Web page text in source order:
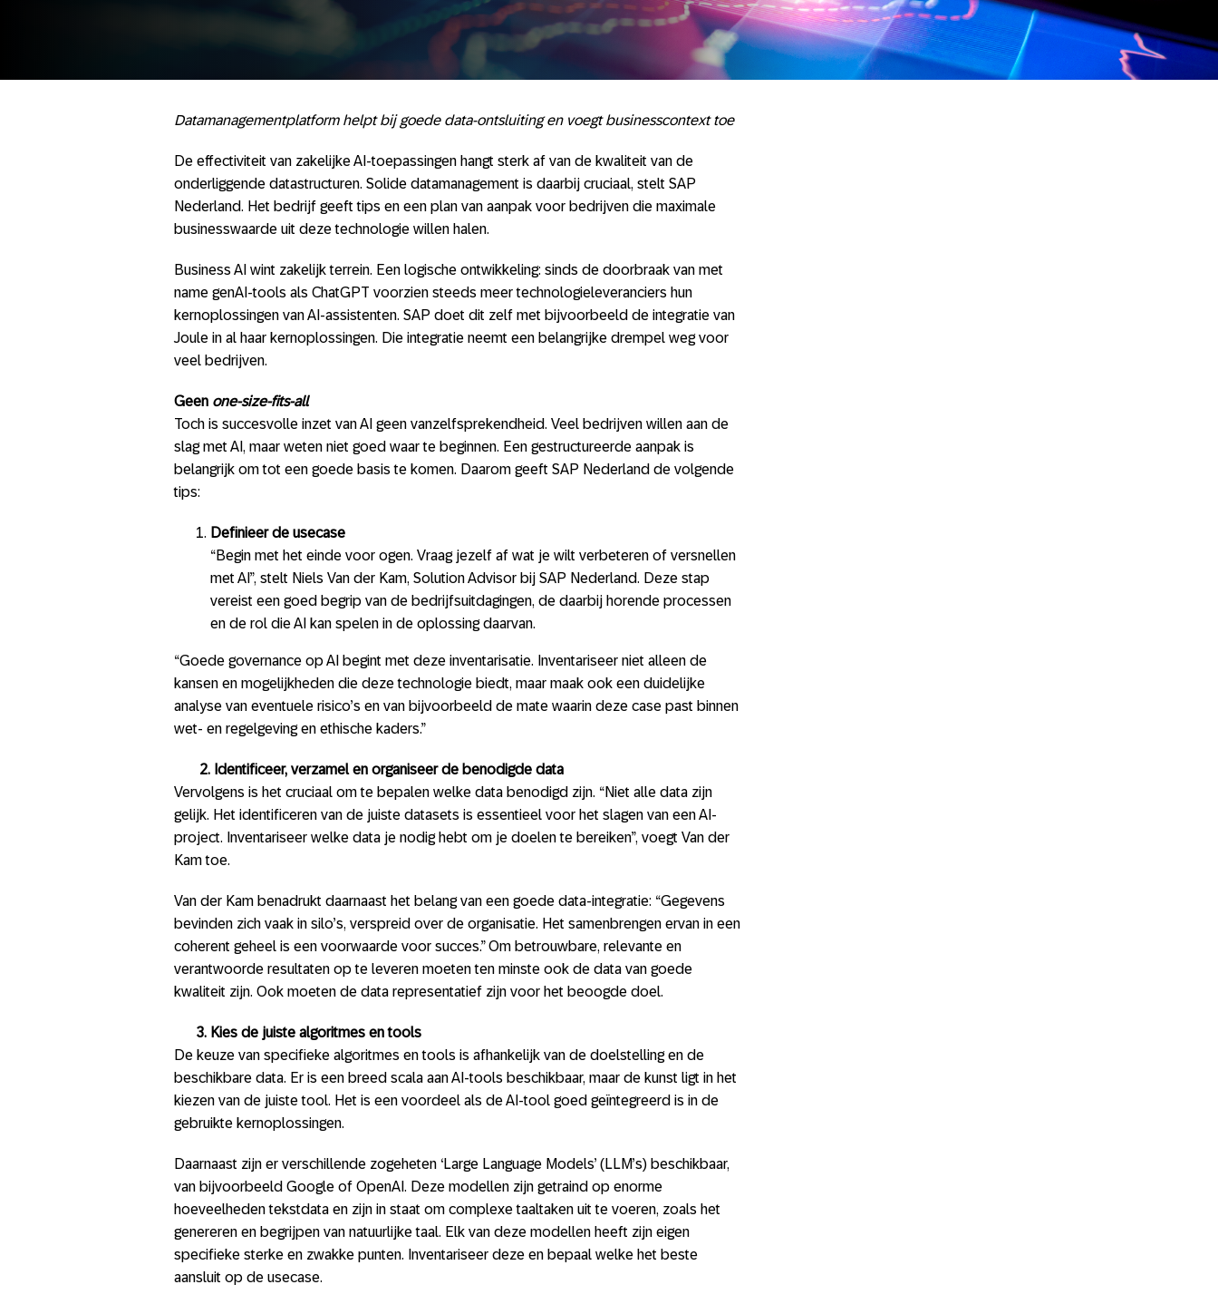
Datamanagementplatform helpt bij goede data-ontsluiting en voegt businesscontext toe
De effectiviteit van zakelijke AI-toepassingen hangt sterk af van de kwaliteit van de
onderliggende datastructuren. Solide datamanagement is daarbij cruciaal, stelt SAP
Nederland. Het bedrijf geeft tips en een plan van aanpak voor bedrijven die maximale
businesswaarde uit deze technologie willen halen.
Business AI wint zakelijk terrein. Een logische ontwikkeling: sinds de doorbraak van met
name genAI-tools als ChatGPT voorzien steeds meer technologieleveranciers hun
kernoplossingen van AI-assistenten. SAP doet dit zelf met bijvoorbeeld de integratie van
Joule in al haar kernoplossingen. Die integratie neemt een belangrijke drempel weg voor
veel bedrijven.
Geen one-size-fits-all
Toch is succesvolle inzet van AI geen vanzelfsprekendheid. Veel bedrijven willen aan de
slag met AI, maar weten niet goed waar te beginnen. Een gestructureerde aanpak is
belangrijk om tot een goede basis te komen. Daarom geeft SAP Nederland de volgende
tips:
Definieer de usecase
“Begin met het einde voor ogen. Vraag jezelf af wat je wilt verbeteren of versnellen
met AI”, stelt Niels Van der Kam, Solution Advisor bij SAP Nederland. Deze stap
vereist een goed begrip van de bedrijfsuitdagingen, de daarbij horende processen
en de rol die AI kan spelen in de oplossing daarvan.
“Goede governance op AI begint met deze inventarisatie. Inventariseer niet alleen de
kansen en mogelijkheden die deze technologie biedt, maar maak ook een duidelijke
analyse van eventuele risico’s en van bijvoorbeeld de mate waarin deze case past binnen
wet- en regelgeving en ethische kaders.”
2. Identificeer, verzamel en organiseer de benodigde data
Vervolgens is het cruciaal om te bepalen welke data benodigd zijn. “Niet alle data zijn
gelijk. Het identificeren van de juiste datasets is essentieel voor het slagen van een AI-
project. Inventariseer welke data je nodig hebt om je doelen te bereiken”, voegt Van der
Kam toe.
Van der Kam benadrukt daarnaast het belang van een goede data-integratie: “Gegevens
bevinden zich vaak in silo’s, verspreid over de organisatie. Het samenbrengen ervan in een
coherent geheel is een voorwaarde voor succes.” Om betrouwbare, relevante en
verantwoorde resultaten op te leveren moeten ten minste ook de data van goede
kwaliteit zijn. Ook moeten de data representatief zijn voor het beoogde doel.
3. Kies de juiste algoritmes en tools
De keuze van specifieke algoritmes en tools is afhankelijk van de doelstelling en de
beschikbare data. Er is een breed scala aan AI-tools beschikbaar, maar de kunst ligt in het
kiezen van de juiste tool. Het is een voordeel als de AI-tool goed geïntegreerd is in de
gebruikte kernoplossingen.
Daarnaast zijn er verschillende zogeheten ‘Large Language Models’ (LLM’s) beschikbaar,
van bijvoorbeeld Google of OpenAI. Deze modellen zijn getraind op enorme
hoeveelheden tekstdata en zijn in staat om complexe taaltaken uit te voeren, zoals het
genereren en begrijpen van natuurlijke taal. Elk van deze modellen heeft zijn eigen
specifieke sterke en zwakke punten. Inventariseer deze en bepaal welke het beste
aansluit op de usecase.